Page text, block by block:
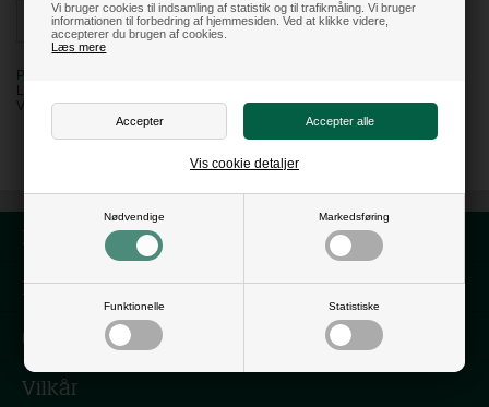
Vi bruger cookies til indsamling af statistik og til trafikmåling. Vi bruger
informationen til forbedring af hjemmesiden. Ved at klikke videre,
accepterer du brugen af cookies.
Læs mere
Nødvendige Markedsføring
Funktionelle Statistiske
Vis cookie detaljer
PÅ LAGER
LEVERING: 3 HVERDAGE
VARENR:MS31077
Forside
Nyhedsbrev
Om os
Vilkår